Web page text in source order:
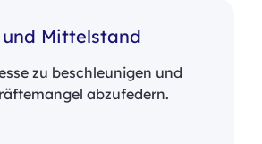
Mittelstand
zu beschleunigen und
abzufedern.